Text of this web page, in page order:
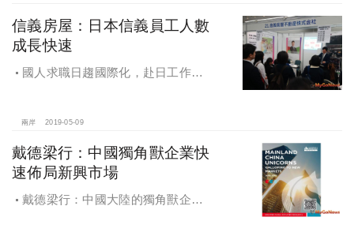
信義房屋：日本信義員工人數
成長快速
國人求職日趨國際化，赴日工作者
兩岸 2019-05-09
戴德梁行：中國獨角獸企業快
速佈局新興市場
戴德梁行：中國大陸的獨角獸企業–